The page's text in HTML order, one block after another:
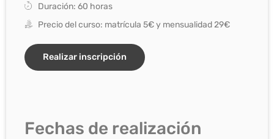
Duración: 60 horas
Precio del curso: matrícula 5€ y mensualidad 29€
Realizar inscripción
Fechas de realización